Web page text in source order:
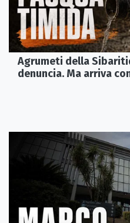
Agrumeti della
denuncia. Ma arriva